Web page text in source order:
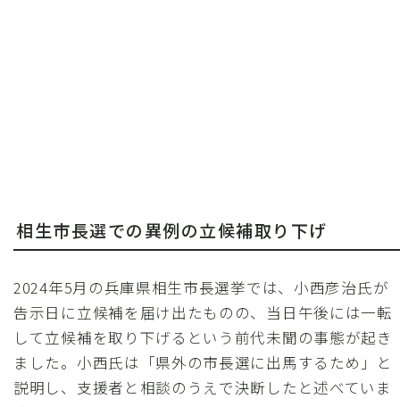
相生市長選での異例の立候補取り下げ
2024年5月の兵庫県相生市長選挙では、小西彦治氏が
告示日に立候補を届け出たものの、当日午後には一転
して立候補を取り下げるという前代未聞の事態が起き
ました。小西氏は「県外の市長選に出馬するため」と
説明し、支援者と相談のうえで決断したと述べていま